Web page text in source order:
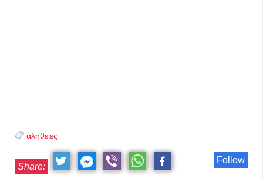
αληθειες
Follow
Share: